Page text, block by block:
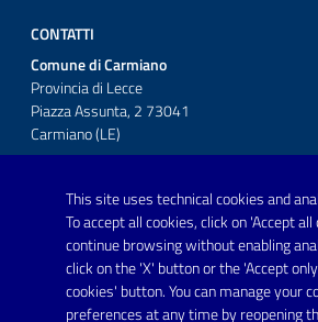
This site uses technical cookies and
To accept all cookies, click on 'Accept all
continue browsing without enabling
click on the 'X' button or the 'Accept
cookies' button. You can manage your
preferences at any time by reopening
CONTATTI
Comune di Carmiano
Provincia di Lecce
Piazza Assunta, 2 73041
Carmiano (LE)
Posta Elettronica Certificata:
URP - Ufficio Relazioni con il Pubblico